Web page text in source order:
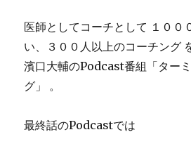
医師としてコーチとして １００
い、３００人以上のコーチング
濱口大輔のPodcast番組「ター
グ」 。
最終話のPodcastでは